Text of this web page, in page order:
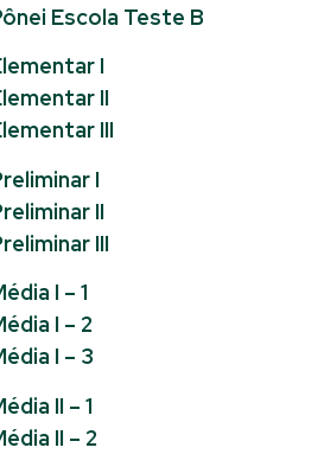
Escola Teste B
I
II
III
I
II
III
I – 1
I – 2
I – 3
II – 1
II – 2